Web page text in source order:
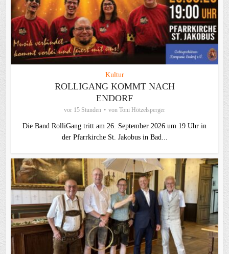
Kultur
ROLLIGANG KOMMT NACH
ENDORF
vor 15 Stunden von Toni Hötzelsperger
Die Band RolliGang tritt am 26. September 2026 um 19 Uhr in
der Pfarrkirche St. Jakobus in Bad...